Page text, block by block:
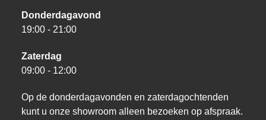
Donderdagavond
19:00 - 21:00
Zaterdag
09:00 - 12:00
Op de donderdagavonden en zaterdagochtenden
kunt u onze showroom alleen bezoeken op afspraak.